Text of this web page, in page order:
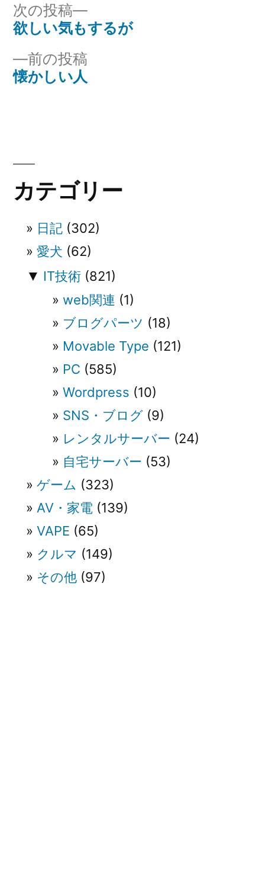
投
稿
ナ
ー
シ
前の投稿
懐かしい人
次の投稿
次
の
欲しい気もするが
カテゴリー
日記 (302)
愛犬 (62)
▼ IT技術 (821)
web関連 (1)
ブログパーツ (18)
Movable Type (121)
PC (585)
Wordpress (10)
SNS・ブログ (9)
レンタルサーバー (24)
自宅サーバー (53)
ゲーム (323)
AV・家電 (139)
VAPE (65)
クルマ (149)
その他 (97)